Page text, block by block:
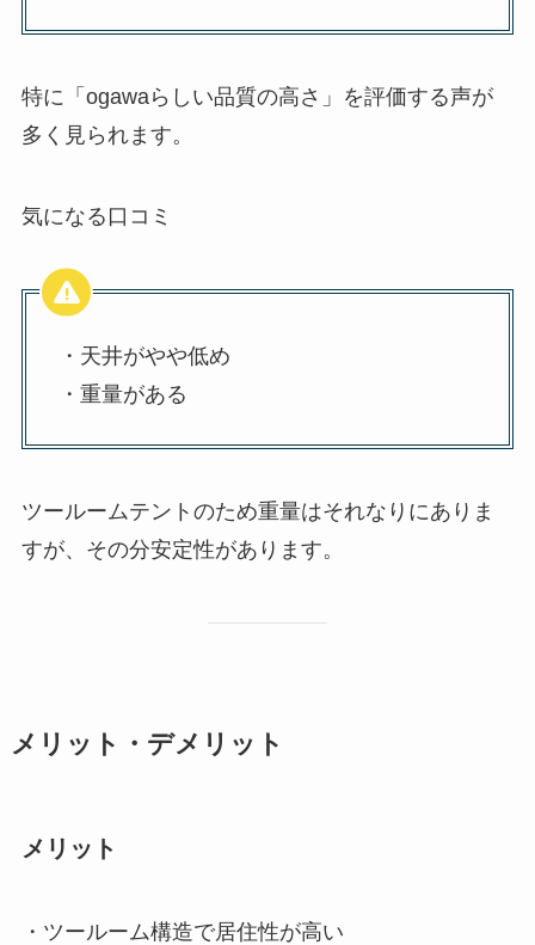
特に「ogawaらしい品質の高さ」を評価する声が
多く見られます。
気になる口コミ
・天井がやや低め
・重量がある
ツールームテントのため重量はそれなりにありま
すが、その分安定性があります。
メリット・デメリット
メリット
・ツールーム構造で居住性が高い